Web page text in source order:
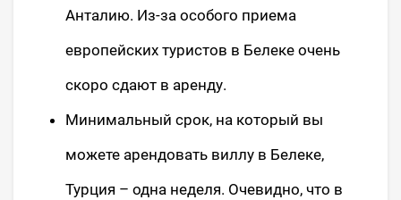
Анталию. Из-за особого приема
европейских туристов в Белеке очень
скоро сдают в аренду.
Минимальный срок, на который вы
можете арендовать виллу в Белеке,
Турция – одна неделя. Очевидно, что в